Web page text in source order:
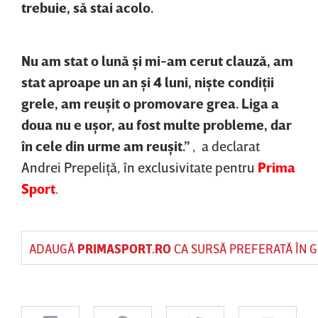
trebuie, să stai acolo.
Nu am stat o lună şi mi-am cerut clauză, am
stat aproape un an şi 4 luni, nişte condiţii
grele, am reuşit o promovare grea. Liga a
doua nu e uşor, au fost multe probleme, dar
în cele din urme am reuşit.” , a declarat
Andrei Prepeliţă, în exclusivitate pentru Prima
Sport.
ADAUGĂ PRIMASPORT.ROCA SURSĂ PREFERATĂ ÎN